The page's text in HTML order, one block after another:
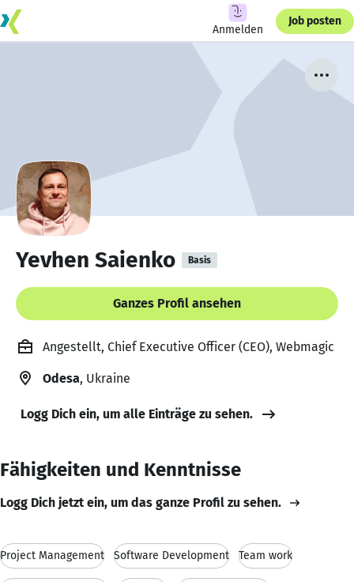
Anmelden
Job posten
Yevhen Saienko Basis
Ganzes Profil ansehen
Angestellt, Chief Executive Officer (CEO), Webmagic
Odesa, Ukraine
Logg Dich ein, um alle Einträge zu sehen.
Fähigkeiten und Kenntnisse
Logg Dich jetzt ein, um das ganze Profil zu sehen.
Project Management Software Development Team work